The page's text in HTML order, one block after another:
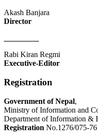
Akash Banjara
Director
Rabi Kiran Regmi
Executive-Editor
Registration
Government of Nepal,
Ministry of Information and
Department of Information &
Registration No.1276/075-76